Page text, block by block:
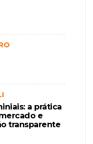
a prática
e
transparente